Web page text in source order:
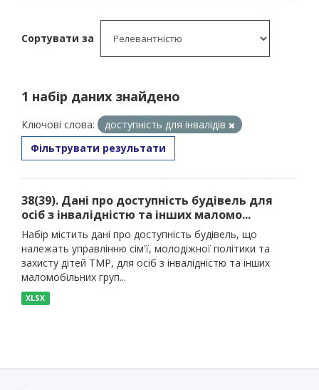
Сортувати за
1 набір даних знайдено
Ключові слова:
доступність для інвалідів
Фільтрувати результати
38(39). Дані про доступність будівель для
осіб з інвалідністю та інших маломо...
Набір містить дані про доступність будівель, що
належать управлінню сім'ї, молодіжної політики та
захисту дітей ТМР, для осіб з інвалідністю та інших
маломобільних груп...
XLSX